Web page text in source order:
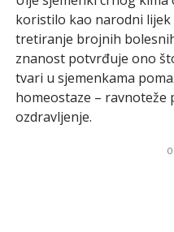
koristilo kao narodni lijek
tretiranje brojnih
znanost potvrđuje ono
tvari u sjemenkama
homeostaze – ravnoteže
ozdravljenje.